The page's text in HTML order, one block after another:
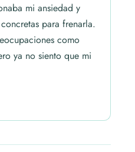
mi ansiedad y
para frenarla.
como
ya no siento que mi